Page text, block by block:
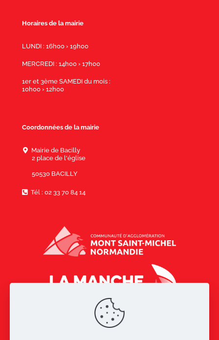
Horaires de la mairie
LUNDI : 16h00 › 19h00
MERCREDI : 14h00 › 17h00
1er et 3ème SAMEDI du mois :
10h00 › 12h00
Coordonnées de la mairie
Mairie de Bacilly
2 place de l'église
50530 BACILLY
Tél : 02 33 70 84 14